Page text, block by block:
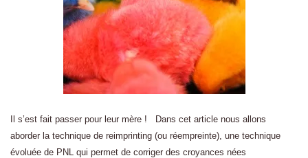
Il s’est fait passer pour leur mère ! Dans cet article nous allons
aborder la technique de reimprinting (ou réempreinte), une technique
évoluée de PNL qui permet de corriger des croyances nées